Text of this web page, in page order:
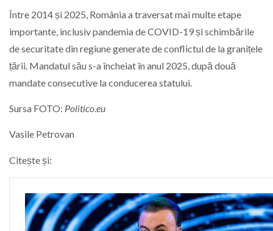
Între 2014 și 2025, România a traversat mai multe etape
importante, inclusiv pandemia de COVID-19 și schimbările
de securitate din regiune generate de conflictul de la granițele
țării. Mandatul său s-a încheiat în anul 2025, după două
mandate consecutive la conducerea statului.
Sursa FOTO: Politico.eu
Vasile Petrovan
Citește și: